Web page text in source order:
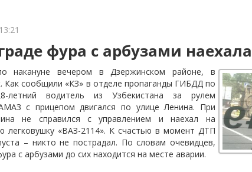
фура с арбузами
накануне вечером в Дзержинском районе, в
Как сообщили «КЗ» в отделе пропаганды ГИБДД по
летний водитель из Узбекистана за рулем
с прицепом двигался по улице Ленина. При
не справился с управлением и наехал на
легковушку «ВАЗ-2114». К счастью в момент ДТП
– никто не пострадал. По словам очевидцев,
с арбузами до сих находится на месте аварии.